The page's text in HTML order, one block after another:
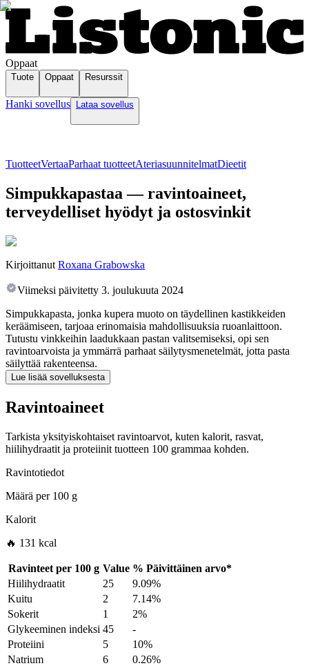
Oppaat
Tuote Oppaat Resurssit
Hanki sovellus Lataa sovellus
TuotteetVertaaParhaat tuotteetAteriasuunnitelmatDieetit
Simpukkapastaa — ravintoaineet,
terveydelliset hyödyt ja ostosvinkit
Kirjoittanut Roxana Grabowska
Viimeksi päivitetty 3. joulukuuta 2024
Simpukkapasta, jonka kupera muoto on täydellinen kastikkeiden
keräämiseen, tarjoaa erinomaisia mahdollisuuksia ruoanlaittoon.
Tutustu vinkkeihin laadukkaan pastan valitsemiseksi, opi sen
ravintoarvoista ja ymmärrä parhaat säilytysmenetelmät, jotta pasta
säilyttää rakenteensa.
Lue lisää sovelluksesta
Ravintoaineet
Tarkista yksityiskohtaiset ravintoarvot, kuten kalorit, rasvat,
hiilihydraatit ja proteiinit tuotteen 100 grammaa kohden.
Ravintotiedot
Määrä per100 g
Kalorit
🔥 131 kcal
Ravinteet per 100 g Value % Päivittäinen arvo*
Hiilihydraatit
25
9.09%
Kuitu
2
7.14%
Sokerit
1
2%
Glykeeminen indeksi 45
-
Proteiini
5
10%
Natrium
6
0.26%